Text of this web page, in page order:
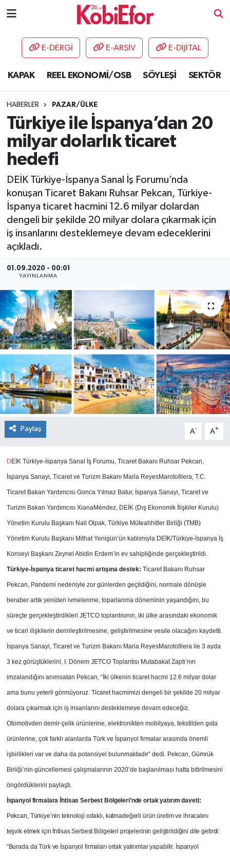
E-DERGİ E-ARŞİV E-DİJİTAL
KAPAK REEL EKONOMİ/OSB SÖYLEŞİ SEKTÖR
HABERLER PAZAR/ÜLKE
Türkiye ile İspanya’dan 20
milyar dolarlık ticaret
hedefi
DEİK Türkiye-İspanya Sanal İş Forumu’nda
konuşan Ticaret Bakanı Ruhsar Pekcan, Türkiye-
İspanya ticaret hacmini 12.6 milyar dolardan
dengeli bir şekilde 20 milyar dolara çıkarmak için
iş insanlarını desteklemeye devam edeceklerini
açıkladı.
01.09.2020 - 00:01
YAYINLANMA
Paylaş A- A+
D EİK Türkiye-İspanya Sanal İş Forumu, Ticaret Bakanı Ruhsar Pekcan,
İspanya Sanayi, Ticaret ve Turizm Bakanı Maria ReyesMarotoIllera, T.C.
Ticaret Bakan Yardımcısı Gonca Yılmaz Batur, İspanya Sanayi, Ticaret ve
Turizm Bakan Yardımcısı XianaMéndez, DEİK (Dış Ekonomik İlişkiler Kurulu)
Yönetim Kurulu Başkanı Nail Olpak, Türkiye Müteahhitler Birliği (TMB)
Yönetim Kurulu Başkanı Mithat Yenigün’ün katılımıyla DEİK/Türkiye-İspanya İş
Konseyi Başkanı Zeynel Abidin Erdem’in ev sahipliğinde gerçekleştirildi.
Türkiye-İspanya ticaret hacmi artışına destek: Ticaret Bakanı Ruhsar
Pekcan, Pandemi nedeniyle zor günlerden geçildiğini, normale dönüşle
beraber artık yeniden ivmelenme, toparlanma döneminin yaşandığını, bu
süreçte gerçekleştirdikleri JETCO toplantısının, iki ülke arasındaki ekonomik
ve ticari ilişkilerin derinleştirilmesine, geliştirilmesine vesile olacağını kaydetti.
İspanya Sanayi, Ticaret ve Turizm Bakanı Maria ReyesMarotoIllera ile 3 ayda
3 kez görüştüklerini, I. Dönem JETCO Toplantısı Mutabakat Zaptı’nın
imzalandığını anımsatan Pekcan, “İki ülkenin ticaret hacmi 12.6 milyar dolar
ama bunu yeterli görmüyoruz. Ticaret hacmimizi dengeli bir şekilde 20 milyar
dolara çıkarmak için iş insanlarını desteklemeye devam edeceğiz.
Otomotivden demir-çelik ürünlerine, elektronikten mobilyaya, tekstilden gıda
ürünlerine, çok farklı alanlarda Türk ve İspanyol firmalar arasında önemli
işbirlikleri var ve daha da potansiyel bulunmaktadır” dedi. Pekcan, Gümrük
Birliği’nin güncellemesi çalışmalarının 2020’de başlanılması hatta bitirilmesini
öngördüklerini paylaştı.
İspanyol firmalara İhtisas Serbest Bölgeleri’nde ortak yatırım daveti:
Pekcan, Türkiye’nin teknoloji odaklı, katmadeğerli ürün üretim ve ihracatını
teşvik etmek için İhtisas Serbest Bölgeleri projelerinin geliştirildiğini dile getirdi:
“Burada da Türk ve İspanyol firmaları ortak yatırımlar yapabilir. İspanyol
AKADEMİ
DESTEK-TEŞVİK
ETKİNLİK
GÜNCEL
KAPAK
OSB
SEKTÖR
ŞİRKET PANO
SÖYLEŞİ
ÜLKE
YAŞAM